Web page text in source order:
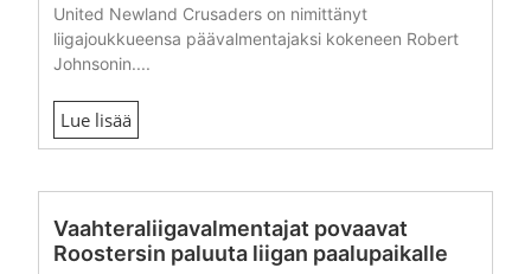
United Newland Crusaders on nimittänyt
liigajoukkueensa päävalmentajaksi kokeneen Robert
Johnsonin....
Lue lisää
Vaahteraliigavalmentajat povaavat
Roostersin paluuta liigan paalupaikalle